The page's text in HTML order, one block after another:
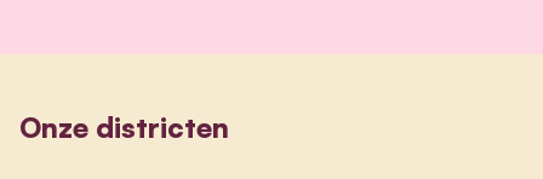
Onze districten